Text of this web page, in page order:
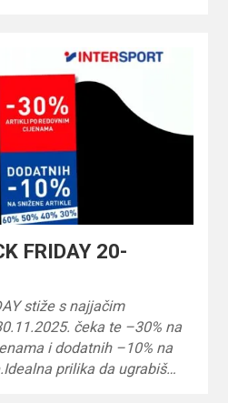
FRIDAY 20-
stiže s najjačim
čeka te –30% na
i dodatnih –10% na
prilika da ugrabiš…